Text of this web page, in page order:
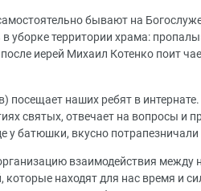
бывают на
уборке территории храма:
иерей Михаил Котенко поит
наших ребят в
святых, отвечает на вопросы и
у батюшки, вкусно
взаимодействия
которые находят для нас время и